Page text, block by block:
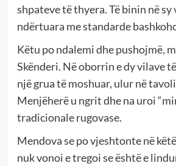
shpateve të thyera. Të binin në
ndërtuara me standarde
Këtu po ndalemi dhe pushojmë,
Skënderi. Në oborrin e dy vilave
një grua të moshuar, ulur në
Menjëherë u ngrit dhe na uroi
tradicionale rugovase.
Mendova se po vjeshtonte në
nuk vonoi e tregoi se është e